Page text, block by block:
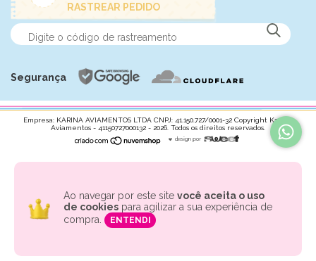
Ao navegar por este site você aceita o uso
de cookies para agilizar a sua experiência de
compra.
ENTENDI
RASTREAR PEDIDO
Segurança
Empresa: KARINA AVIAMENTOS LTDA CNPJ: 41.150.727/0001-32 Copyright Karina
Aviamentos - 41150727000132 - 2026. Todos os direitos reservados.